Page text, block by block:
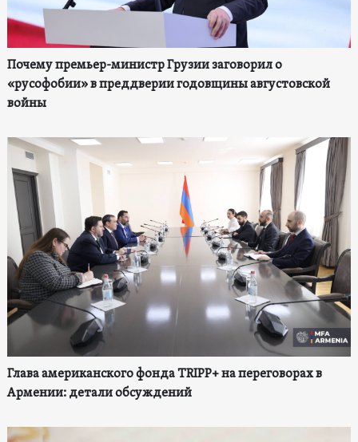
Почему премьер-министр Грузии заговорил о
«русофобии» в преддверии годовщины августовской
войны
Глава американского фонда TRIPP+ на переговорах в
Армении: детали обсуждений